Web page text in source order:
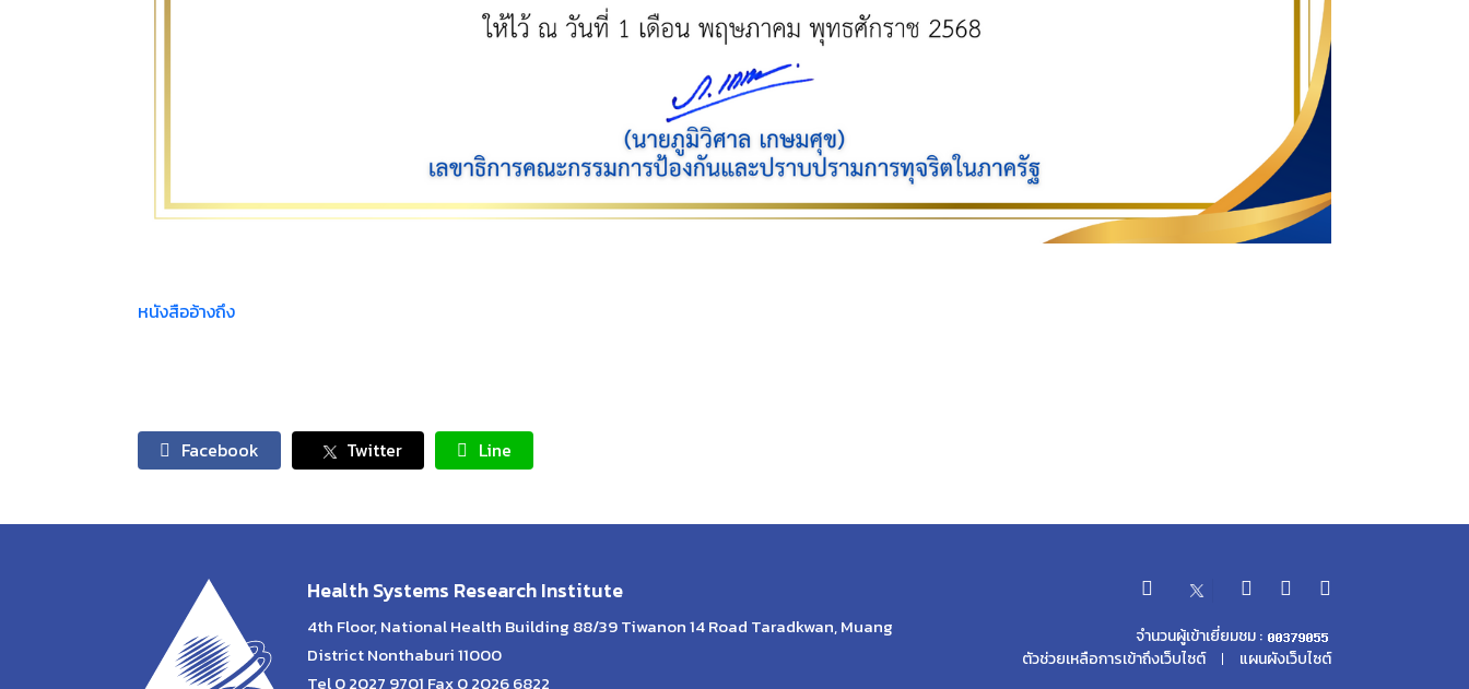
หนังสืออ้างถึง
Facebook Twitter Line
Health Systems Research Institute
4th Floor, National Health Building 88/39 Tiwanon 14 Road Taradkwan, Muang
District Nonthaburi 11000
Tel 0 2027 9701 Fax 0 2026 6822
จำนวนผู้เข้าเยี่ยมชม :
ตัวช่วยเหลือการเข้าถึงเว็บไซต์
แผนผังเว็บไซต์